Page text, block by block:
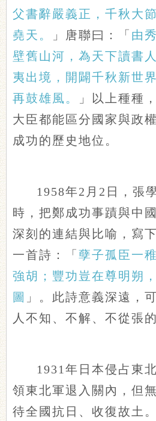
父書辭嚴義正，千秋大
堯天。
」唐聯曰：「 由
壁舊山河，為天下讀書
夷出境，開闢千秋新世
再鼓雄風。
」以上種種
大臣都能區分國家與政
成功的歷史地位。
1958年2月2日，張
時，把鄭成功事蹟與中
深刻的連結與比喻，寫
一首詩：「 孽子孤臣一
強胡；豐功豈在尊明朔
圖 」。此詩意義深遠，
人不知、不解、不從張
1931年日本侵占東
領東北軍退入關內，但
待全國抗日、收復故土